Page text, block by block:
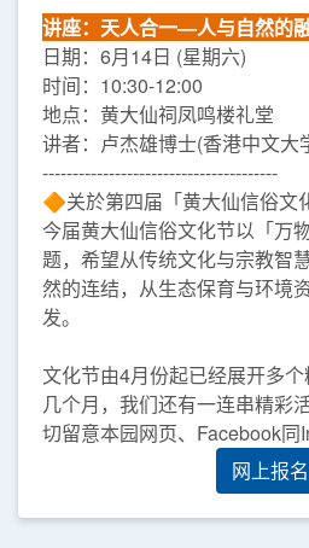
讲座：天人合一—人与自然的
日期：6月14日 (星期六)
时间：10:30-12:00
地点：黄大仙祠凤鸣楼礼堂
讲者：卢杰雄博士(香港中文大
---------------------------------------
🔶关於第四届「黄大仙信俗文
今届黄大仙信俗文化节以「万
题，希望从传统文化与宗教智
然的连结，从生态保育与环境
发。
文化节由4月份起已经展开多
几个月，我们还有一连串精彩
切留意本园网页、Facebook同
网上报名